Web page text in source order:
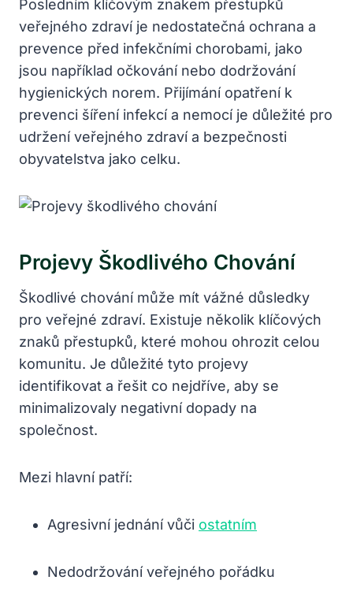
Posledním klíčovým znakem přestupků
veřejného zdraví je nedostatečná ochrana a
prevence před infekčními chorobami, jako
jsou například očkování nebo dodržování
hygienických norem. Přijímání opatření k
prevenci šíření infekcí a nemocí je důležité pro
udržení veřejného zdraví a bezpečnosti
obyvatelstva jako celku.
Projevy Škodlivého Chování
Škodlivé chování může mít vážné důsledky
pro veřejné zdraví. Existuje několik klíčových
znaků přestupků, které mohou ohrozit celou
komunitu. Je důležité tyto projevy
identifikovat a řešit co nejdříve, aby se
minimalizovaly negativní dopady na
společnost.
Mezi hlavní patří:
Agresivní jednání vůči ostatním
Nedodržování veřejného pořádku